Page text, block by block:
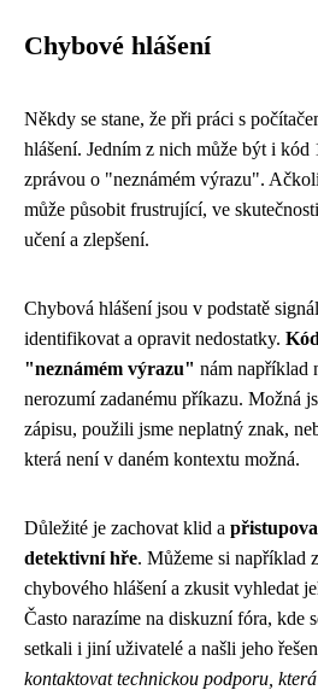
Chybové hlášení
Někdy se stane, že při práci s
hlášení. Jedním z nich může být i kód
zprávou o "neznámém výrazu".
může působit frustrující, ve
učení a zlepšení.
Chybová hlášení jsou v podstatě
identifikovat a opravit nedostatky.
"neznámém výrazu" nám například
nerozumí zadanému příkazu. Možná
zápisu, použili jsme neplatný znak,
která není v daném kontextu možná.
Důležité je zachovat klid a
detektivní hře. Můžeme si například
chybového hlášení a zkusit vyhledat
Často narazíme na diskuzní fóra, kde
setkali i jiní uživatelé a našli jeho
kontaktovat technickou podporu,